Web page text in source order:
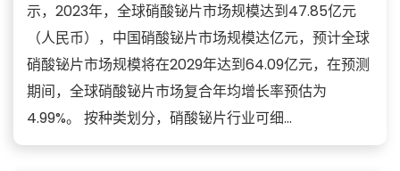
示，2023年，全球硝酸铋片市场规模达到47.85亿元
（人民币），中国硝酸铋片市场规模达亿元，预计全球
硝酸铋片市场规模将在2029年达到64.09亿元，在预测
期间，全球硝酸铋片市场复合年均增长率预估为
4.99%。 按种类划分，硝酸铋片行业可细...